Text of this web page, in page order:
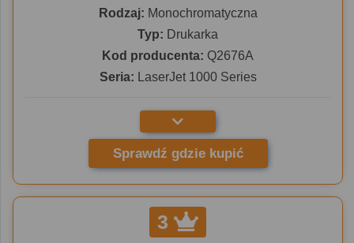
Rodzaj: Monochromatyczna
Typ: Drukarka
Kod producenta: Q2676A
Seria: LaserJet 1000 Series
Sprawdź gdzie kupić
3